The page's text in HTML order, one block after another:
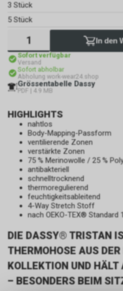
3 Stück
5 Stück
In den
Sofort verfügbar
Versand
Sofort abholbar
Abholung work-wear24.shop
Grössentabelle Dassy
PDF | 4.9 MB
HIGHLIGHTS
nahtlos
Body-Mapping-Passform
ventilierende Zonen
verstärkte Zonen
75 % Merinowolle / 25 %
antibakteriell
schnelltrocknend
thermoregulierend
feuchtigkeitsableitend
4-Way Stretch Stoff
nach OEKO-TEX®
DIE DASSY® TRISTAN
THERMOHOSE AUS
KOLLEKTION UND HÄLT
– BESONDERS BEIM